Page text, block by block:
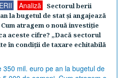
Analiză
Sectorul berii
la bugetul de stat şi angajează
atragem o nouă investiţie
aceste cifre? „Dacă sectorul
în condiţii de taxare echitabilă